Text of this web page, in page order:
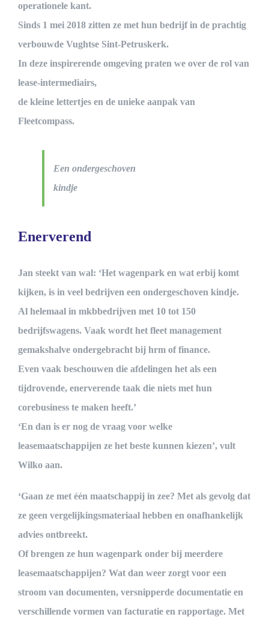
operationele kant.
Sinds 1 mei 2018 zitten ze met hun bedrijf in de prachtig
verbouwde Vughtse Sint-Petruskerk.
In deze inspirerende omgeving praten we over de rol van
lease-intermediairs,
de kleine lettertjes en de unieke aanpak van
Fleetcompass.
Een ondergeschoven
kindje
Enerverend
Jan steekt van wal: ‘Het wagenpark en wat erbij komt
kijken, is in veel bedrijven een ondergeschoven kindje.
Al helemaal in mkbbedrijven met 10 tot 150
bedrijfswagens. Vaak wordt het fleet management
gemakshalve ondergebracht bij hrm of finance.
Even vaak beschouwen die afdelingen het als een
tijdrovende, enerverende taak die niets met hun
corebusiness te maken heeft.’
‘En dan is er nog de vraag voor welke
leasemaatschappijen ze het beste kunnen kiezen’, vult
Wilko aan.
‘Gaan ze met één maatschappij in zee? Met als gevolg dat
ze geen vergelijkingsmateriaal hebben en onafhankelijk
advies ontbreekt.
Of brengen ze hun wagenpark onder bij meerdere
leasemaatschappijen? Wat dan weer zorgt voor een
stroom van documenten, versnipperde documentatie en
verschillende vormen van facturatie en rapportage. Met